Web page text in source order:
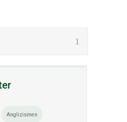
Anglizismen